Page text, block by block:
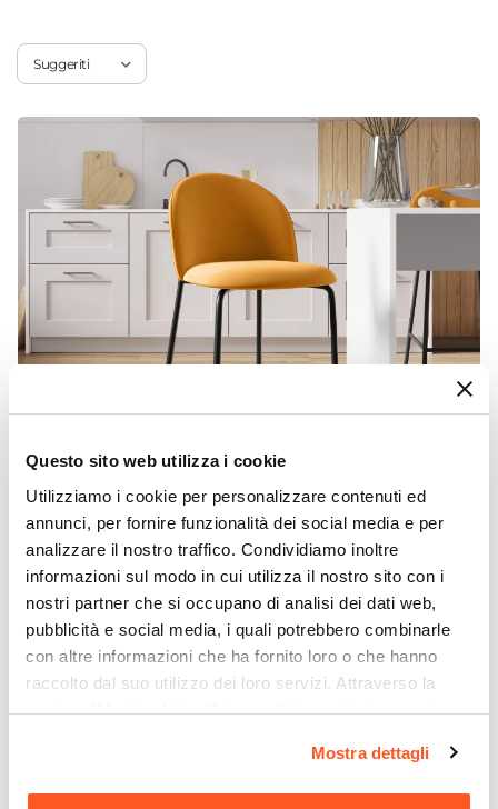
Questo sito web utilizza i cookie
Utilizziamo i cookie per personalizzare contenuti ed
annunci, per fornire funzionalità dei social media e per
analizzare il nostro traffico. Condividiamo inoltre
informazioni sul modo in cui utilizza il nostro sito con i
nostri partner che si occupano di analisi dei dati web,
pubblicità e social media, i quali potrebbero combinarle
con altre informazioni che ha fornito loro o che hanno
raccolto dal suo utilizzo dei loro servizi. Attraverso la
sezione "Mostra dettagli" è possibile gestire le proprie
momento. Per maggiori informazioni si invita a leggere la
nostraCookie Policy.
Mostra dettagli
CODICE:ZI-BGN
Sgabello in velluto giallo ocra con gambe e poggiapiedi
in metallo nero - Zilla
€ 68,00